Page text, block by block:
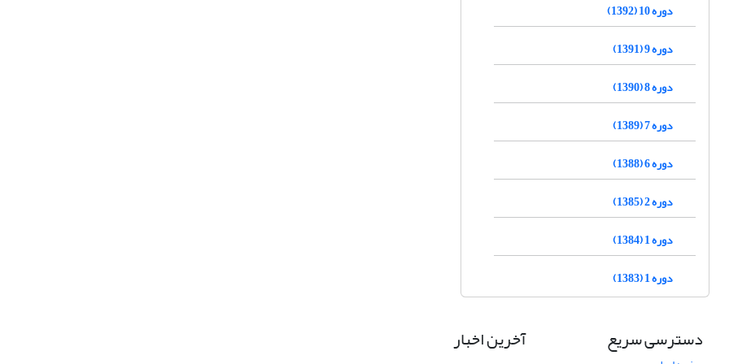
دوره 10 (1392)
دوره 9 (1391)
دوره 8 (1390)
دوره 7 (1389)
دوره 6 (1388)
دوره 2 (1385)
دوره 1 (1384)
دوره 1 (1383)
دسترسی سریع آخرین اخبار